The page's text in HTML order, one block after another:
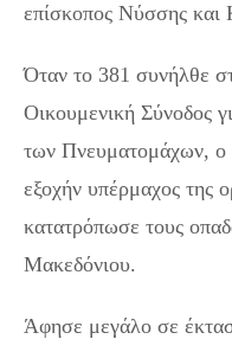
επίσκοπος Νύσσης και
Όταν το 381 συνήλθε
Οικουμενική Σύνοδος
των Πνευματομάχων, ο
εξοχήν υπέρμαχος της
κατατρόπωσε τους
Μακεδόνιου.
Άφησε μεγάλο σε